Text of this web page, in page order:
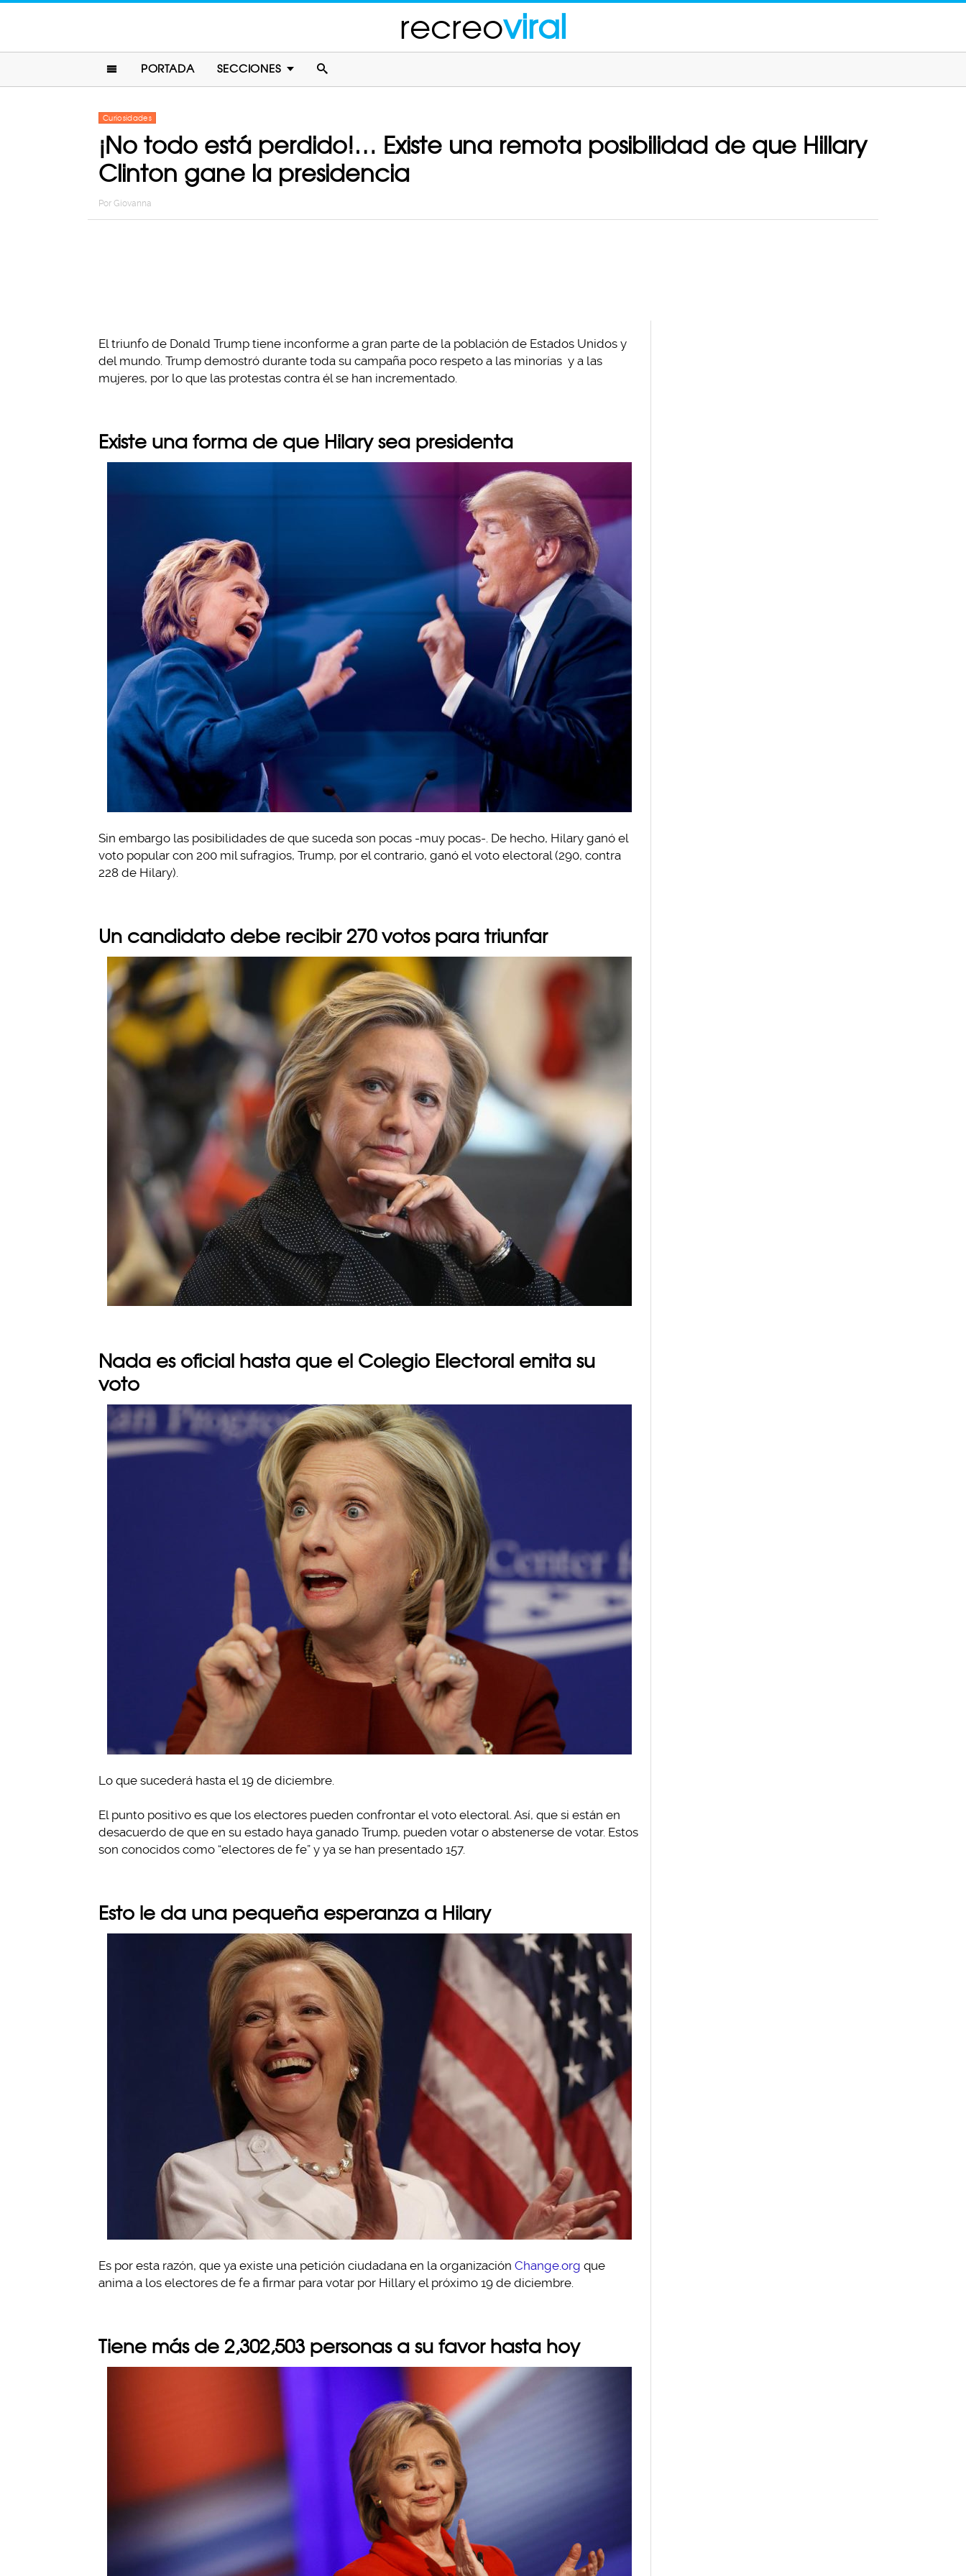
recreoviral
PORTADA SECCIONES
Curiosidades
¡No todo está perdido!… Existe una remota posibilidad de que Hillary
Clinton gane la presidencia
Por Giovanna
El triunfo de Donald Trump tiene inconforme a gran parte de la población de Estados Unidos y
del mundo. Trump demostró durante toda su campaña poco respeto a las minorías y a las
mujeres, por lo que las protestas contra él se han incrementado.
Existe una forma de que Hilary sea presidenta
Sin embargo las posibilidades de que suceda son pocas -muy pocas-. De hecho, Hilary ganó el
voto popular con 200 mil sufragios, Trump, por el contrario, ganó el voto electoral (290, contra
228 de Hilary).
Un candidato debe recibir 270 votos para triunfar
Nada es oficial hasta que el Colegio Electoral emita su
voto
Lo que sucederá hasta el 19 de diciembre.
El punto positivo es que los electores pueden confrontar el voto electoral. Así, que si están en
desacuerdo de que en su estado haya ganado Trump, pueden votar o abstenerse de votar. Estos
son conocidos como “electores de fe” y ya se han presentado 157.
Esto le da una pequeña esperanza a Hilary
Es por esta razón, que ya existe una petición ciudadana en la organización Change.org que
anima a los electores de fe a firmar para votar por Hillary el próximo 19 de diciembre.
Tiene más de 2,302,503 personas a su favor hasta hoy